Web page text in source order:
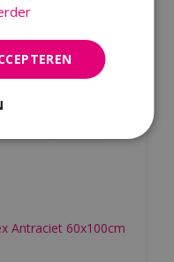
Antraciet 60x100cm